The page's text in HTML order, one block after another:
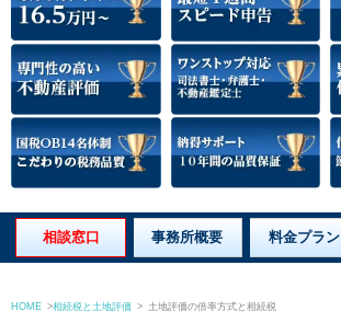
相談窓口 事務所概要 料金プラン
HOME >相続税と土地評価 > 土地評価の倍率方式と相続税